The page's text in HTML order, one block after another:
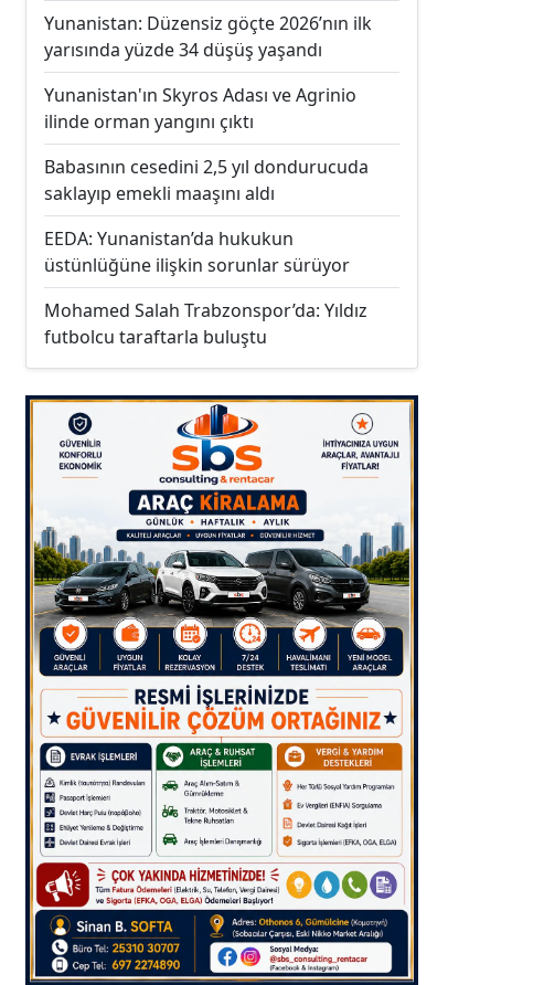
Yunanistan: Düzensiz göçte 2026’nın ilk
yarısında yüzde 34 düşüş yaşandı
Yunanistan'ın Skyros Adası ve Agrinio
ilinde orman yangını çıktı
Babasının cesedini 2,5 yıl dondurucuda
saklayıp emekli maaşını aldı
EEDA: Yunanistan’da hukukun
üstünlüğüne ilişkin sorunlar sürüyor
Mohamed Salah Trabzonspor’da: Yıldız
futbolcu taraftarla buluştu